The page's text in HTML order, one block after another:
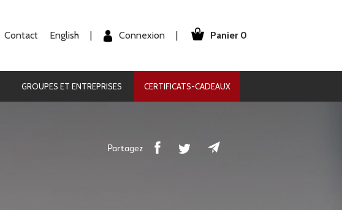
Panier 0
Contact English | Connexion |
GROUPES ET ENTREPRISES CERTIFICATS-CADEAUX
Partagez